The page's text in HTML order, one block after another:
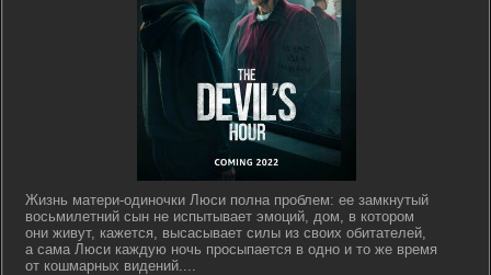
Жизнь матери-одиночки Люси полна проблем: ее замкнутый
восьмилетний сын не испытывает эмоций, дом, в котором
они живут, кажется, высасывает силы из своих обитателей,
а сама Люси каждую ночь просыпается в одно и то же время
от кошмарных видений....